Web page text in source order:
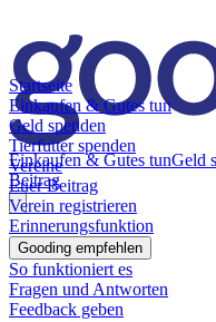
Einkaufen & Gutes tunGeld
Beitrag
Startseite
Einkaufen & Gutes tun
Geld spenden
Tierfutter spenden
Vereine
Euer Beitrag
Verein registrieren
Erinnerungsfunktion
Gooding empfehlen
So funktioniert es
Fragen und Antworten
Feedback geben